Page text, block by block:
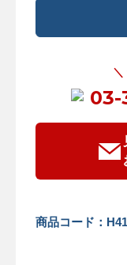
＼
03-
商品コード：